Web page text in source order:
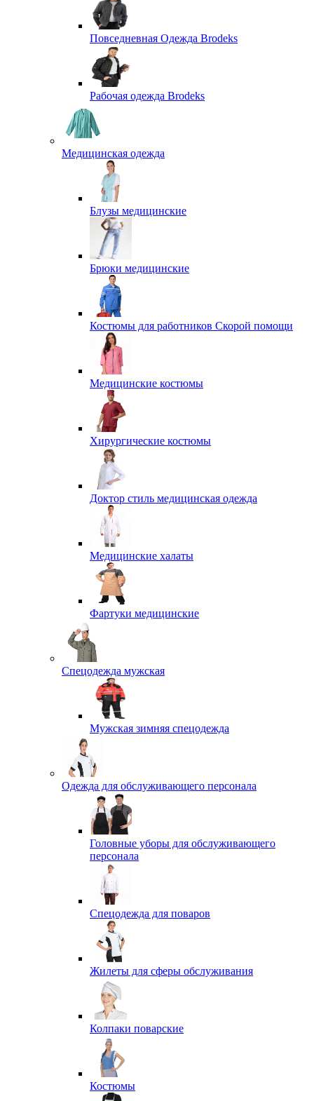
Повседневная Одежда Brodeks
Рабочая одежда Brodeks
Медицинская одежда
Блузы медицинские
Брюки медицинские
Костюмы для работников Скорой помощи
Медицинские костюмы
Хирургические костюмы
Доктор стиль медицинская одежда
Медицинские халаты
Фартуки медицинские
Спецодежда мужская
Мужская зимняя спецодежда
Одежда для обслуживающего персонала
Головные уборы для обслуживающего
персонала
Спецодежда для поваров
Жилеты для сферы обслуживания
Колпаки поварские
Костюмы